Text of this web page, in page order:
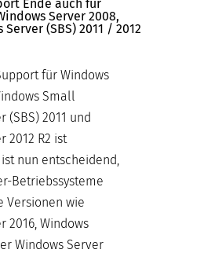
Ende auch für
Server 2008,
(SBS) 2011 / 2012
für Windows
Small
(SBS) 2011 und
2012 R2 ist
nun entscheidend,
Betriebssysteme
Versionen wie
2016, Windows
Windows Server